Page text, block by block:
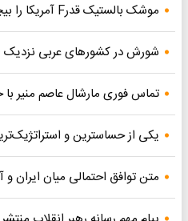
موشک بالستیک قدرF آمریکا را بیچاره کرد
شورش در کشورهای عربی
تماس فوری مارشال عاصم منیر
یکی از حساسترین و
متن توافق احتمالی میان ایران